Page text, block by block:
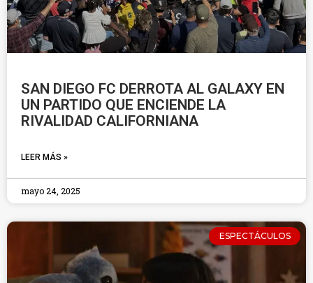
SAN DIEGO FC DERROTA AL GALAXY EN
UN PARTIDO QUE ENCIENDE LA
RIVALIDAD CALIFORNIANA
LEER MÁS »
mayo 24, 2025
ESPECTÁCULOS